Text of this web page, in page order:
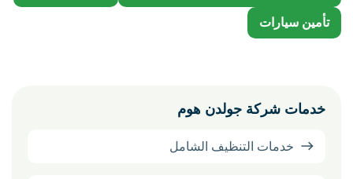
تأمين سيارات
خدمات شركة جولدن هوم
خدمات التنظيف الشامل